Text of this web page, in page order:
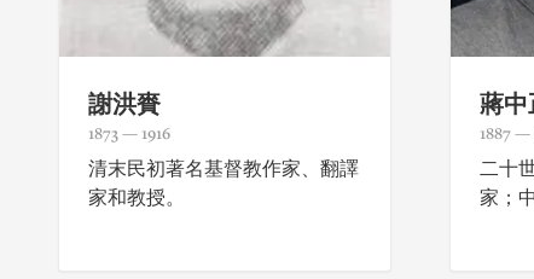
謝洪賚
1873 — 1916
清末民初著名基督教作家、翻譯
家和教授。
蔣中
1887 —
二十
家；